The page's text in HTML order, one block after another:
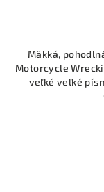
Mäkká,
Motorcycle
veľké veľké